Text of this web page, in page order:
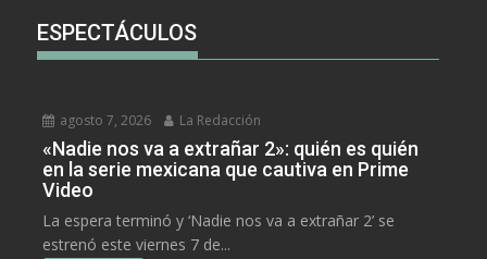
ESPECTÁCULOS
agosto 7, 2026 La Redacción
«Nadie nos va a extrañar 2»: quién es quién
en la serie mexicana que cautiva en Prime
Video
La espera terminó y ‘Nadie nos va a extrañar 2’ se
estrenó este viernes 7 de...